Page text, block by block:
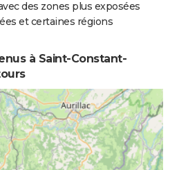
des zones plus exposées
et certaines régions
à Saint-Constant-